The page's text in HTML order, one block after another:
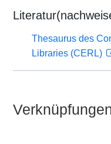
Thesaurus des
Libraries (CERL)